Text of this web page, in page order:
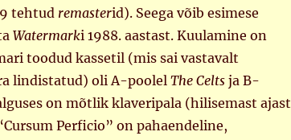
tehtud remasterid). Seega võib esimese
Watermarki 1988. aastast. Kuulamine on
toodud kassetil (mis sai vastavalt
lindistatud) oli A-poolel The Celtsja B-
on mõtlik klaveripala (hilisemast ajast
Perficio” on pahaendeline,